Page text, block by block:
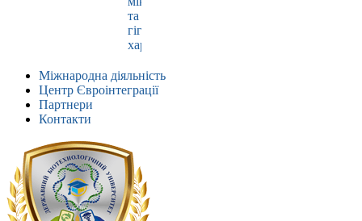
та
гігієни
харчування
Міжнародна діяльність
Центр Євроінтеграції
Партнери
Контакти